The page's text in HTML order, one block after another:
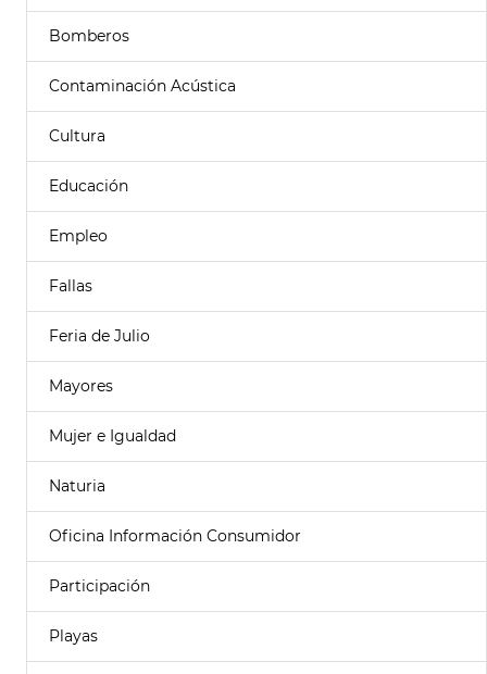
Bomberos
Contaminación Acústica
Cultura
Educación
Empleo
Fallas
Feria de Julio
Mayores
Mujer e Igualdad
Naturia
Oficina Información Consumidor
Participación
Playas